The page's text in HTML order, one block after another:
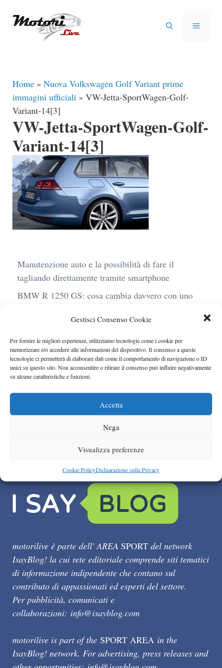
Gestisci Consenso Cookie
Per fornire le migliori esperienze, utilizziamo tecnologie come i cookie per
memorizzare e/o accedere alle informazioni del dispositivo. Il consenso a queste
tecnologie ci permetterà di elaborare dati come il comportamento di navigazione o ID
unici su questo sito. Non acconsentire o ritirare il consenso può influire negativamente
su alcune caratteristiche e funzioni.
Accetta
Nega
Visualizza preferenze
Cookie PolicyDichiarazione sulla Privacy
MENU
Home » Nuova Volkswagen Golf Variant prime
immagini ufficiali » VW-Jetta-SportWagen-Golf-
Variant-14[3]
VW-Jetta-SportWagen-Golf-
Variant-14[3]
Manutenzione auto e la possibilità di fare il
tagliando direttamente tramite smartphone
BMW R 1250 GS: cosa cambia davvero con uno
sostenibile, stile, anche con noleggio a lungo
termine
Ufficiale l’arrivo degli stop lampeggianti
Le caratteristiche del motore Turbo 100 di
Peugeot
motorilive è parte dell' AREA SPORT del network
IsayBlog! la cui rete editoriale comprende siti tematici
di informazione indipendente che contano sul
contributo di appassionati ed esperti del settore.
Per pubblicità, comunicati e
collaborazioni: info@isayblog.com
motorilive is part of the SPORT AREA in the
IsayBlog! network. For advertising, press releases and